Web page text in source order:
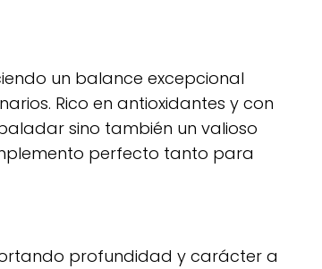
un balance excepcional
Rico en antioxidantes y con
sino también un valioso
perfecto tanto para
profundidad y carácter a